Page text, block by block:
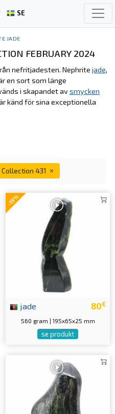
SE
JADE
FEBRUARY 2024
nefritjadesten. Nephrite jade,
en sort som länge
i skapandet avsmycken
känd för sina exceptionella
Collection 431
-19%
80€
jade
560 gram | 195x65x25 mm
se produkt